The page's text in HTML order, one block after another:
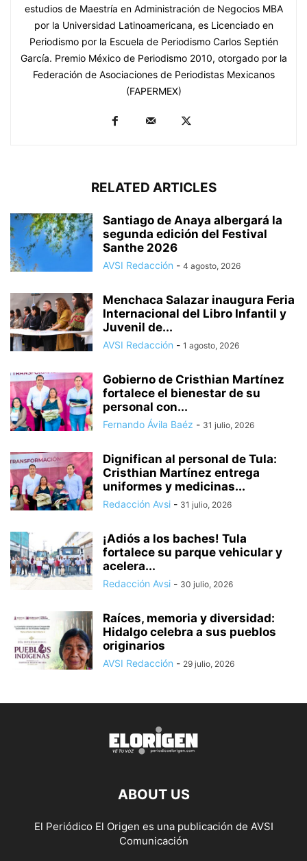
estudios de Maestría en Administración de Negocios MBA
por la Universidad Latinoamericana, es Licenciado en
Periodismo por la Escuela de Periodismo Carlos Septién
García. Premio México de Periodismo 2010, otorgado por la
Federación de Asociaciones de Periodistas Mexicanos
(FAPERMEX)
RELATED ARTICLES
Santiago de Anaya albergará la
segunda edición del Festival
Santhe 2026
AVSI Redacción - 4 agosto, 2026
Menchaca Salazar inaugura Feria
Internacional del Libro Infantil y
Juvenil de...
AVSI Redacción - 1 agosto, 2026
Gobierno de Cristhian Martínez
fortalece el bienestar de su
personal con...
Fernando Ávila Baéz - 31 julio, 2026
Dignifican al personal de Tula:
Cristhian Martínez entrega
uniformes y medicinas...
Redacción Avsi - 31 julio, 2026
¡Adiós a los baches! Tula
fortalece su parque vehicular y
acelera...
Redacción Avsi - 30 julio, 2026
Raíces, memoria y diversidad:
Hidalgo celebra a sus pueblos
originarios
AVSI Redacción - 29 julio, 2026
ABOUT US
El Periódico El Origen es una publicación de AVSI
Comunicación